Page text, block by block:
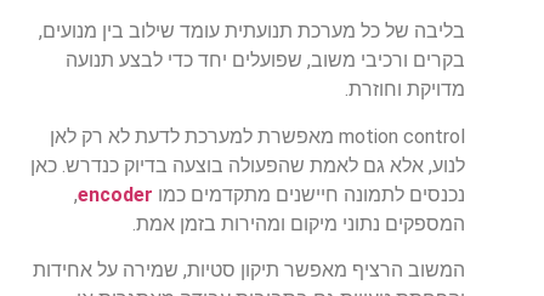
בליבה של כל מערכת תנועתית עומד שילוב בין מנועים,
בקרים ורכיבי משוב, שפועלים יחד כדי לבצע תנועה
מדויקת וחוזרת.
motion control מאפשרת למערכת לדעת לא רק לאן
לנוע, אלא גם לאמת שהפעולה בוצעה בדיוק כנדרש. כאן
נכנסים לתמונה חיישנים מתקדמים כמו encoder
,
המספקים נתוני מיקום ומהירות בזמן אמת.
המשוב הרציף מאפשר תיקון סטיות, שמירה על אחידות